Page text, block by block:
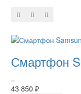
Смартфон
..
43 850 ₽